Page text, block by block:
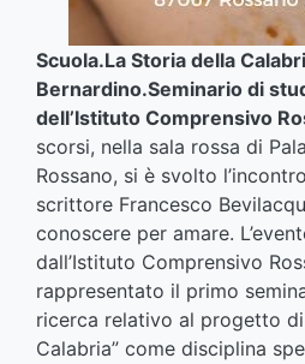
Scuola.La Storia della
Bernardino.Seminario di
dell’Istituto Comprensivo
scorsi, nella sala rossa di
Rossano, si è svolto
scrittore Francesco
conoscere per amare.
dall’Istituto Comprensivo
rappresentato il primo
ricerca relativo al progetto
Calabria” come disciplina